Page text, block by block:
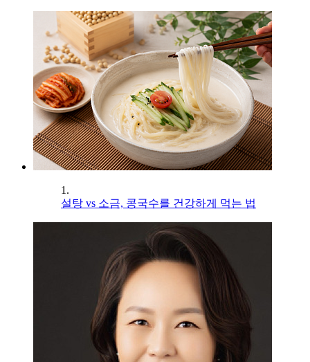
1.
설탕 vs 소금, 콩국수를 건강하게 먹는 법